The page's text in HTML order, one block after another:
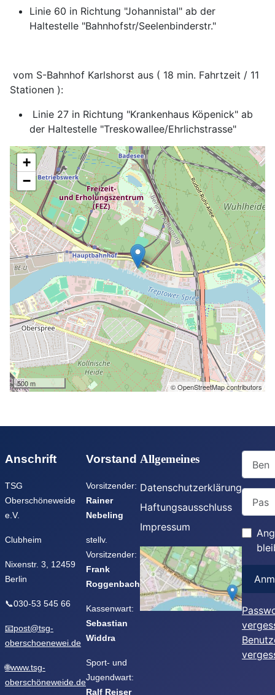
Linie 60 in Richtung "Johannistal" ab der
Haltestelle "Bahnhofstr/Seelenbinderstr."
vom S-Bahnhof Karlshorst aus ( 18 min. Fahrtzeit / 11
Stationen ):
Linie 27 in Richtung "Krankenhaus Köpenick" ab
der Haltestelle "Treskowallee/Ehrlichstrasse"
+
−
500 m © OpenStreetMap contributors
Anschrift
TSG
Oberschöneweide
e.V.
Clubheim
Nixenstr. 3, 12459
Berlin
📞030-53 545 66
📧post@tsg-
oberschoenewei.de
🌐www.tsg-
oberschöneweide.de
Vorstand
Vorsitzender:
Rainer
Nebeling
stellv.
Vorsitzender:
Frank
Roggenbach
Kassenwart:
Sebastian
Widdra
Sport- und
Jugendwart:
Ralf Reiser
Allgemeines
Datenschutzerklärung
Haftungsausschluss
Impressum